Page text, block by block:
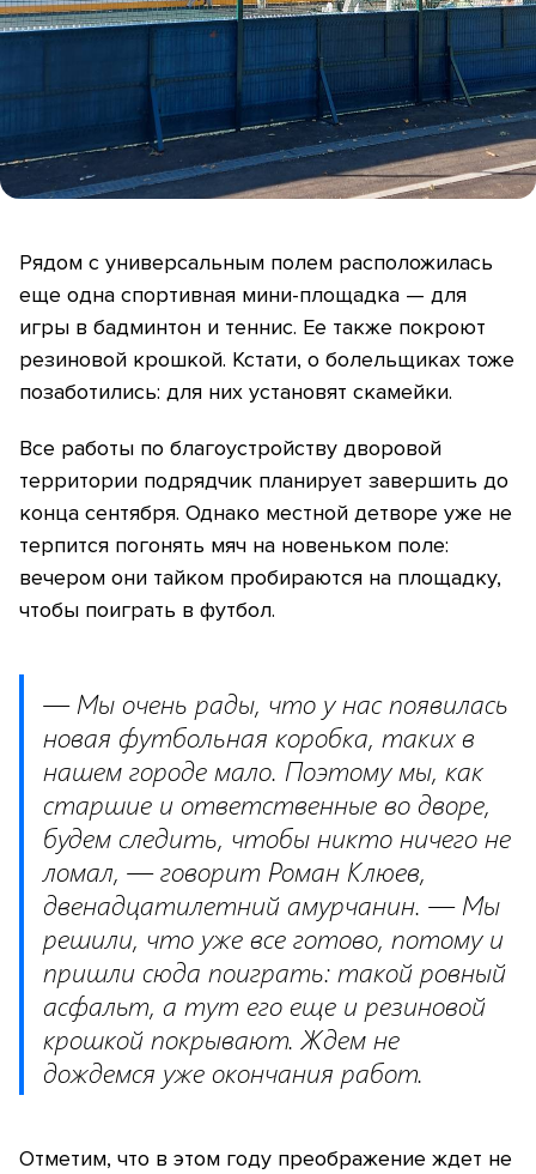
Рядом с универсальным полем расположилась
еще одна спортивная мини-площадка — для
игры в бадминтон и теннис. Ее также покроют
резиновой крошкой. Кстати, о болельщиках тоже
позаботились: для них установят скамейки.
Все работы по благоустройству дворовой
территории подрядчик планирует завершить до
конца сентября. Однако местной детворе уже не
терпится погонять мяч на новеньком поле:
вечером они тайком пробираются на площадку,
чтобы поиграть в футбол.
— Мы очень рады, что у нас появилась
новая футбольная коробка, таких в
нашем городе мало. Поэтому мы, как
старшие и ответственные во дворе,
будем следить, чтобы никто ничего не
ломал, — говорит Роман Клюев,
двенадцатилетний амурчанин. — Мы
решили, что уже все готово, потому и
пришли сюда поиграть: такой ровный
асфальт, а тут его еще и резиновой
крошкой покрывают. Ждем не
дождемся уже окончания работ.
Отметим, что в этом году преображение ждет не